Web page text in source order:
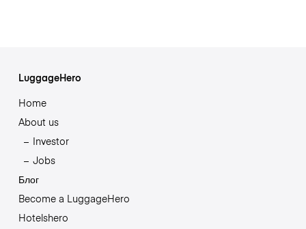
LuggageHero
Home
About us
Investor
Jobs
Блог
Become a LuggageHero
Hotelshero